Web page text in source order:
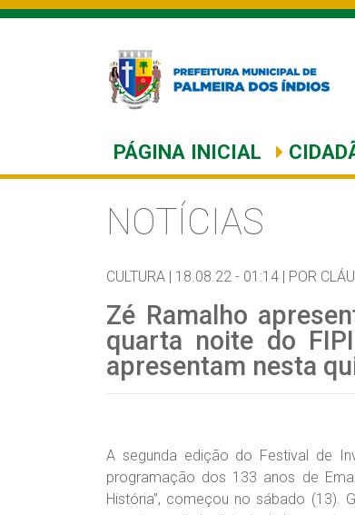
PÁGINA INICIAL
NOTÍCIAS
CULTURA | 18.08.22 - 01:14 | POR
Zé Ramalho
quarta noite do
apresentam nesta
A segunda edição do Festival de
programação dos 133 anos de
História”, começou no sábado (13).